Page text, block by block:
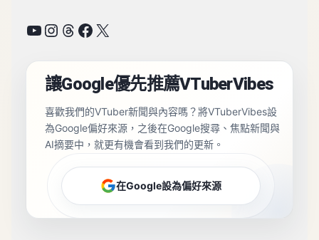
YouTube
Instagram
Threads
Facebook
X
讓Google優先推薦VTuberVibes
喜歡我們的VTuber新聞與內容嗎？將VTuberVibes設
為Google偏好來源，之後在Google搜尋、焦點新聞與
AI摘要中，就更有機會看到我們的更新。
在Google設為偏好來源